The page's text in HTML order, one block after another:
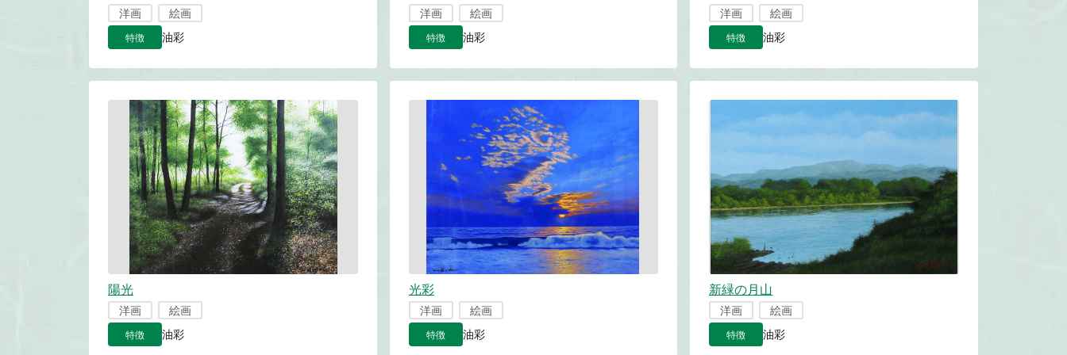
洋画 絵画
特徴 油彩
洋画 絵画
特徴 油彩
洋画 絵画
特徴 油彩
陽光
洋画 絵画
特徴 油彩
光彩
洋画 絵画
特徴 油彩
新緑の月山
洋画 絵画
特徴 油彩